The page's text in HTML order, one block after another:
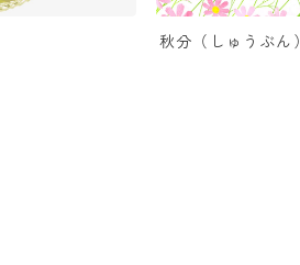
秋分（しゅうぶん）